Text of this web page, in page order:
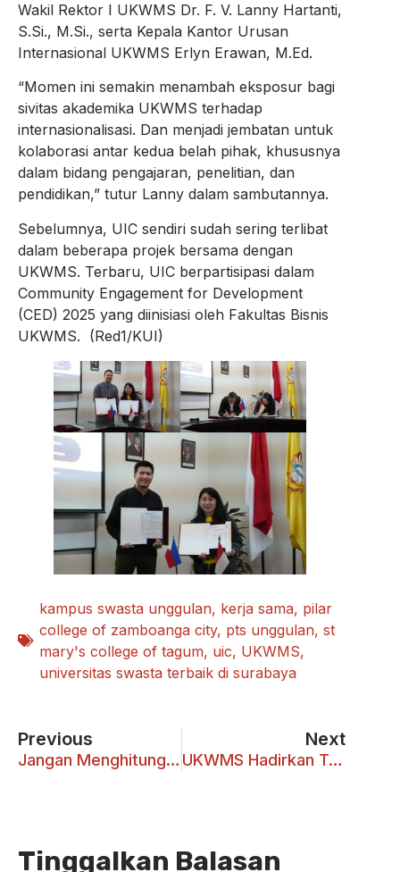
Wakil Rektor I UKWMS Dr. F. V. Lanny Hartanti,
S.Si., M.Si., serta Kepala Kantor Urusan
Internasional UKWMS Erlyn Erawan, M.Ed.
“Momen ini semakin menambah eksposur bagi
sivitas akademika UKWMS terhadap
internasionalisasi. Dan menjadi jembatan untuk
kolaborasi antar kedua belah pihak, khususnya
dalam bidang pengajaran, penelitian, dan
pendidikan,” tutur Lanny dalam sambutannya.
Sebelumnya, UIC sendiri sudah sering terlibat
dalam beberapa projek bersama dengan
UKWMS. Terbaru, UIC berpartisipasi dalam
Community Engagement for Development
(CED) 2025 yang diinisiasi oleh Fakultas Bisnis
UKWMS. (Red1/KUI)
kampus swasta unggulan, kerja sama, pilar
college of zamboanga city, pts unggulan, st
mary's college of tagum, uic, UKWMS,
universitas swasta terbaik di surabaya
Previous
Jangan Menghitung Berkat Tuhan dan Lakukan dengan Cinta
Next
UKWMS Hadirkan Terobosan Riset Stem Cell untuk Kesehatan Regeneratif
Tinggalkan Balasan